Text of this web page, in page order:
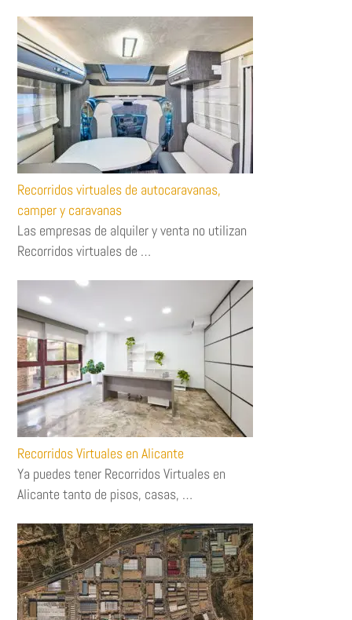
Recorridos virtuales de autocaravanas,
camper y caravanas
Las empresas de alquiler y venta no utilizan
Recorridos virtuales de …
Recorridos Virtuales en Alicante
Ya puedes tener Recorridos Virtuales en
Alicante tanto de pisos, casas, …